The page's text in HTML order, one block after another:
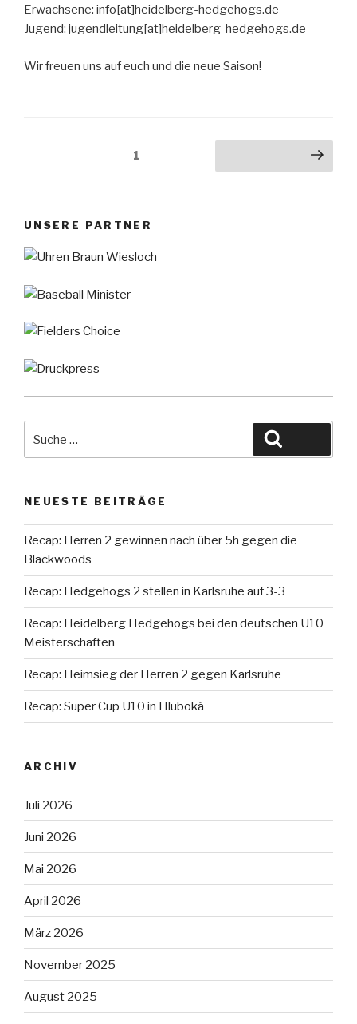
Erwachsene: info[at]heidelberg-hedgehogs.de
Jugend: jugendleitung[at]heidelberg-hedgehogs.de
Wir freuen uns auf euch und die neue Saison!
Seitennummerierung
1 Nächste Seite
UNSERE PARTNER
NEUESTE BEITRÄGE
Recap: Herren 2 gewinnen nach über 5h gegen die
Blackwoods
Recap: Hedgehogs 2 stellen in Karlsruhe auf 3-3
Recap: Heidelberg Hedgehogs bei den deutschen U10
Meisterschaften
Recap: Heimsieg der Herren 2 gegen Karlsruhe
Recap: Super Cup U10 in Hluboká
ARCHIV
Juli 2026
Juni 2026
Mai 2026
April 2026
März 2026
November 2025
August 2025